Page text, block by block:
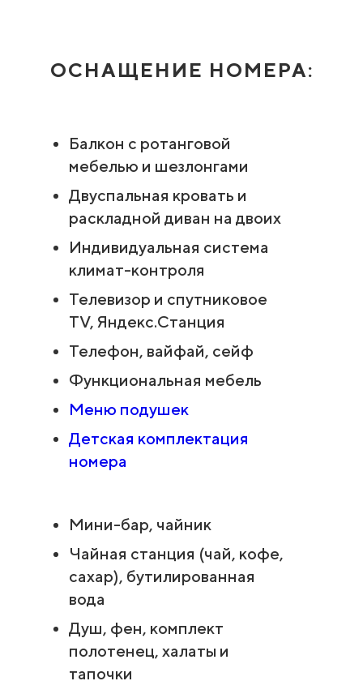
ОСНАЩЕНИЕ НОМЕРА:
Балкон с ротанговой
мебелью и шезлонгами
Двуспальная кровать и
раскладной диван на двоих
Индивидуальная система
климат-контроля
Телевизор и спутниковое
TV, Яндекс.Станция
Телефон, вайфай, сейф
Функциональная мебель
Меню подушек
Детская комплектация
номера
Мини-бар, чайник
Чайная станция (чай, кофе,
сахар), бутилированная
вода
Душ, фен, комплект
полотенец, халаты и
тапочки